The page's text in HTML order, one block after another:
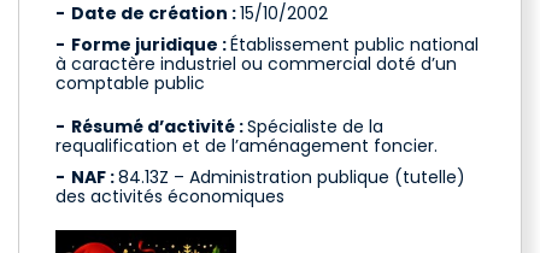
Date de création :15/10/2002
Forme juridique :Établissement public national
à caractère industriel ou commercial doté d’un
comptable public
Résumé d’activité :Spécialiste de la
requalification et de l’aménagement foncier.
NAF :84.13Z – Administration publique (tutelle)
des activités économiques